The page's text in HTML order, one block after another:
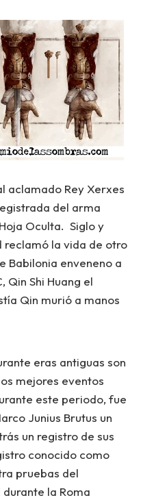
aclamado Rey Xerxes
del arma
Oculta. Siglo y
reclamó la vida de otro
Babilonia enveneno a
Qin Shi Huang el
Qin murió a manos
eras antiguas son
mejores eventos
este periodo, fue
Junius Brutus un
un registro de sus
conocido como
pruebas del
la Roma